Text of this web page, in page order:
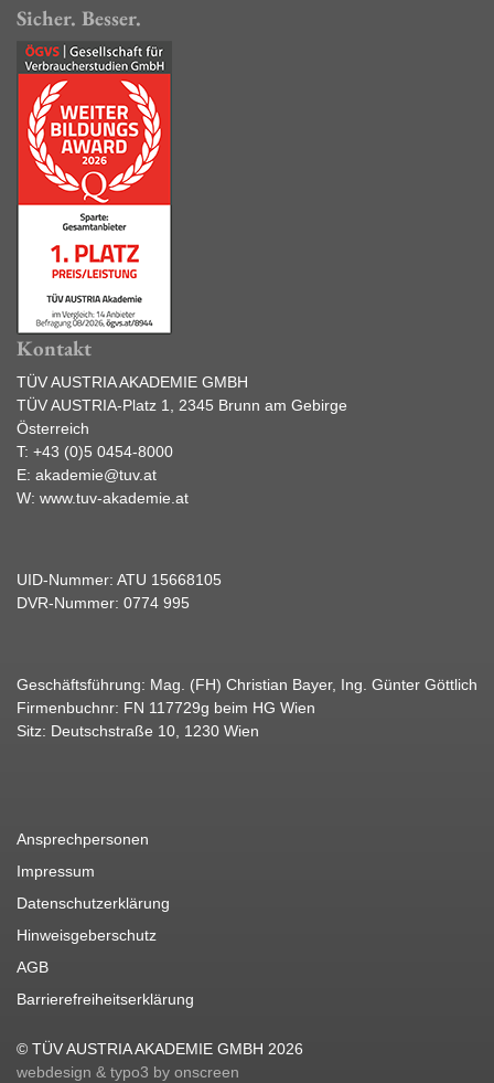
Sicher. Besser.
Kontakt
TÜV AUSTRIA AKADEMIE GMBH
TÜV AUSTRIA-Platz 1, 2345 Brunn am Gebirge
Österreich
T: +43 (0)5 0454-8000
E: akademie@tuv.at
W: www.tuv-akademie.at
UID-Nummer: ATU 15668105
DVR-Nummer: 0774 995
Geschäftsführung: Mag. (FH) Christian Bayer, Ing. Günter Göttlich
Firmenbuchnr: FN 117729g beim HG Wien
Sitz: Deutschstraße 10, 1230 Wien
Ansprechpersonen
Impressum
Datenschutzerklärung
Hinweisgeberschutz
AGB
Barrierefreiheitserklärung
© TÜV AUSTRIA AKADEMIE GMBH 2026
webdesign & typo3 by onscreen